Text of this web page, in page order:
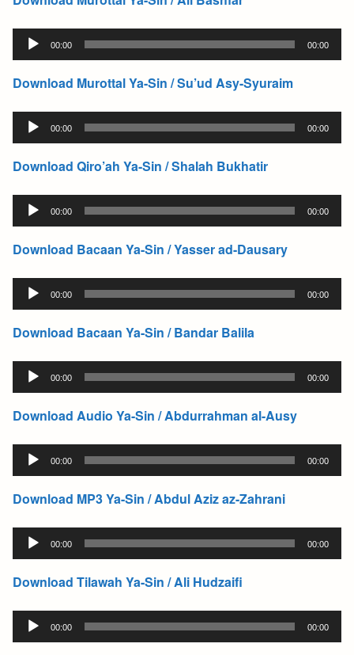
Audio
Player
00:00 00:00
Download Murottal Ya-Sin / Su’ud Asy-Syuraim
Audio
Player
00:00 00:00
Download Qiro’ah Ya-Sin / Shalah Bukhatir
Audio
Player
00:00 00:00
Download Bacaan Ya-Sin / Yasser ad-Dausary
Audio
Player
00:00 00:00
Download Bacaan Ya-Sin / Bandar Balila
Audio
Player
00:00 00:00
Download Audio Ya-Sin / Abdurrahman al-Ausy
Audio
Player
00:00 00:00
Download MP3 Ya-Sin / Abdul Aziz az-Zahrani
Audio
Player
00:00 00:00
Download Tilawah Ya-Sin / Ali Hudzaifi
Audio
Player
00:00 00:00